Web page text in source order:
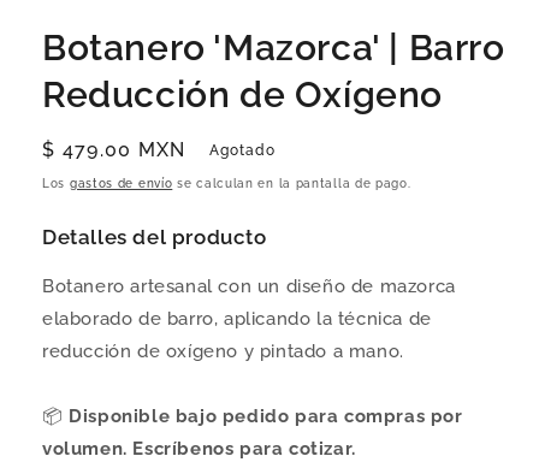
Botanero 'Mazorca' | Barro
Reducción de Oxígeno
Precio
habitual
$ 479.00 MXN Agotado
Los gastos de envío se calculan en la pantalla de pago.
Detalles del producto
Botanero artesanal con un diseño de mazorca
elaborado de barro, aplicando la técnica de
reducción de oxígeno y pintado a mano.
📦 Disponible bajo pedido para compras por
volumen. Escríbenos para cotizar.